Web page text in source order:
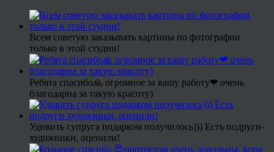
Всем советую заказывать картины по фотографии
только в этой студии!
Ребята спасибо🙏 огромное за вашу работу❤ очень
благодарна за такую красоту)
Удивить супруга подарком получилось))) Есть подруги-
художники, оценили!